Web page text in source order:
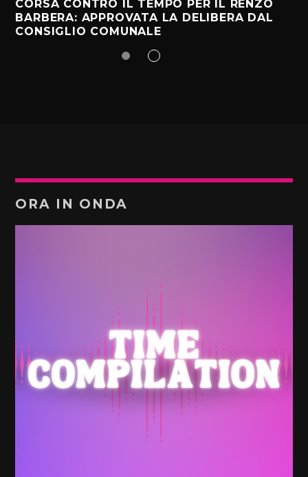
CORSA CONTRO IL TEMPO PER IL RENZO
BARBERA: APPROVATA LA DELIBERA DAL
CONSIGLIO COMUNALE
ORA IN ONDA